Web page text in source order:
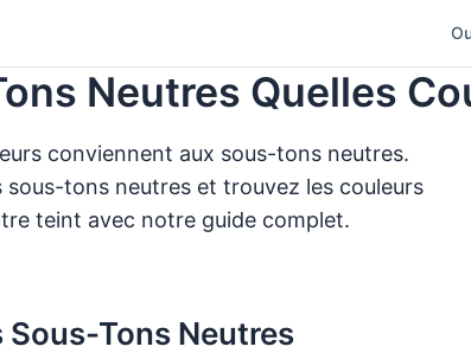
Neutres Quelles
conviennent aux sous-tons neutres.
sous-tons neutres et trouvez les couleurs
teint avec notre guide complet.
Sous-Tons Neutres